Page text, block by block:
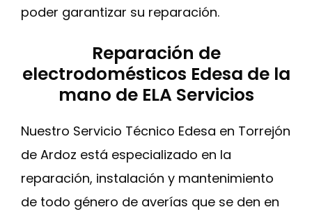
poder garantizar su reparación.
Reparación de
electrodomésticos Edesa de la
mano de ELA Servicios
Nuestro Servicio Técnico Edesa en Torrejón
de Ardoz está especializado en la
reparación, instalación y mantenimiento
de todo género de averías que se den en